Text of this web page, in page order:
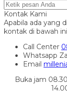
Kontak Kami
Apabila ada yang
kontak di bawah
Call Center
Whatsapp
Email
Buka jam